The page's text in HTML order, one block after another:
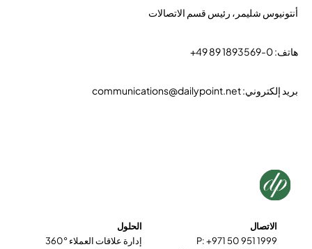
أنتونيوس شليمر، رئيس قسم الاتصالات
هاتف: 0-1893569 89 49+
بريد إلكتروني: communications@dailypoint.net
الاتصال
P: +971 50 951 1999
الحلول
إدارة علاقات العملاء °360